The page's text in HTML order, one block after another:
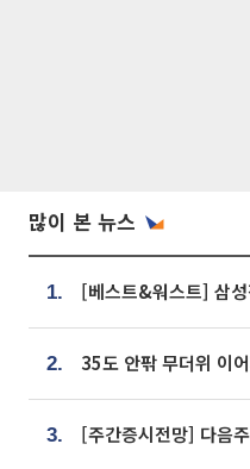
많이 본 뉴스
1.
2.
3.